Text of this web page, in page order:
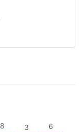
8 3 6